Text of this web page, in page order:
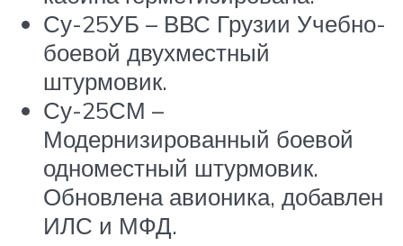
Су-25УБ – ВВС Грузии Учебно-
боевой двухместный
штурмовик.
Су-25СМ –
Модернизированный боевой
одноместный штурмовик.
Обновлена авионика, добавлен
ИЛС и МФД.